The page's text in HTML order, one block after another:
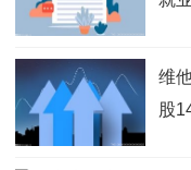
维
股